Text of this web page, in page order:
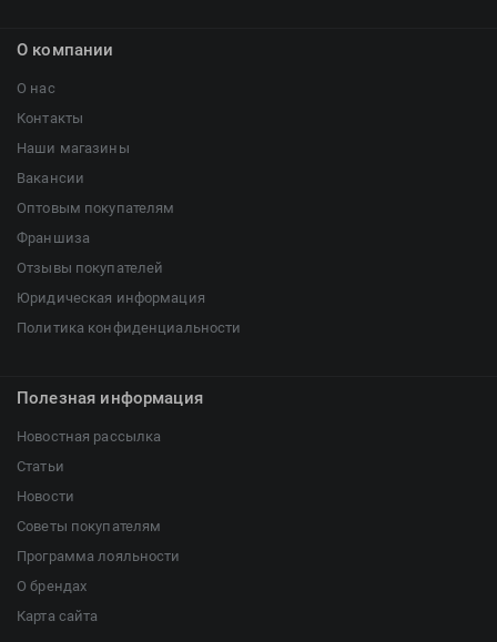
О компании
О нас
Контакты
Наши магазины
Вакансии
Оптовым покупателям
Франшиза
Отзывы покупателей
Юридическая информация
Политика конфиденциальности
Полезная информация
Новостная рассылка
Статьи
Новости
Советы покупателям
Программа лояльности
О брендах
Карта сайта